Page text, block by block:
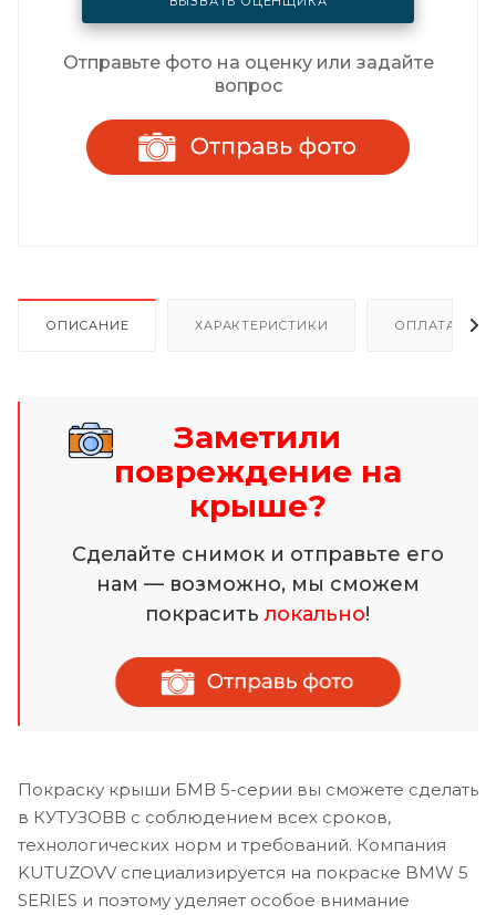
Отправьте фото на оценку или задайте
вопрос
ОПИСАНИЕ ХАРАКТЕРИСТИКИ ОПЛАТА И
Заметили
повреждение на
крыше?
Сделайте снимок и отправьте его
нам — возможно, мы сможем
покраситьлокально!
Покраску крыши БМВ 5-серии вы сможете сделать
в КУТУЗОВВ с соблюдением всех сроков,
технологических норм и требований. Компания
KUTUZOVV специализируется на покраске BMW 5
SERIES и поэтому уделяет особое внимание